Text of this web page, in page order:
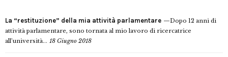
La “restituzione” della mia attività parlamentare
Dopo 12 anni di
attività parlamentare, sono tornata al mio lavoro di ricercatrice
all’università... 18 Giugno 2018